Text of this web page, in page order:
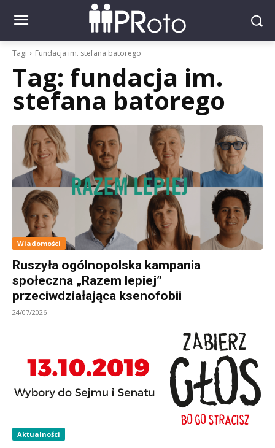
Tagi Fundacja im. stefana batorego
Tag: fundacja im.
stefana batorego
Wiadomości
Ruszyła ogólnopolska kampania
społeczna „Razem lepiej”
przeciwdziałająca ksenofobii
24/07/2026
Aktualności